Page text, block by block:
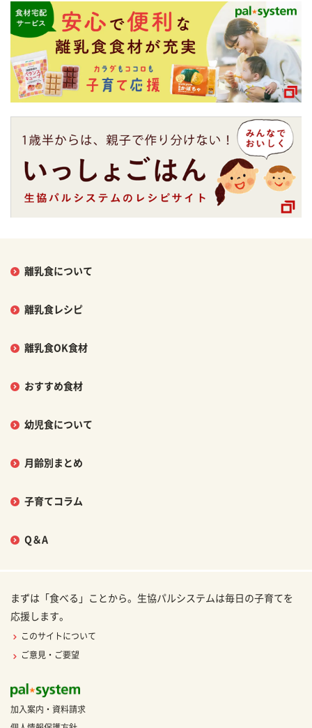
離乳食について
離乳食レシピ
離乳食OK食材
おすすめ食材
幼児食について
月齢別まとめ
子育てコラム
Q＆A
まずは「食べる」ことから。生協パルシステムは毎日の子育てを
応援します。
このサイトについて
ご意見・ご要望
加入案内・資料請求